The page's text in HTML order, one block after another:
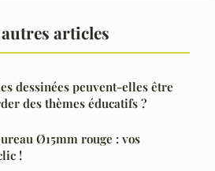
articles
dessinées peuvent-elles être
des thèmes éducatifs ?
Ø15mm rouge : vos
!